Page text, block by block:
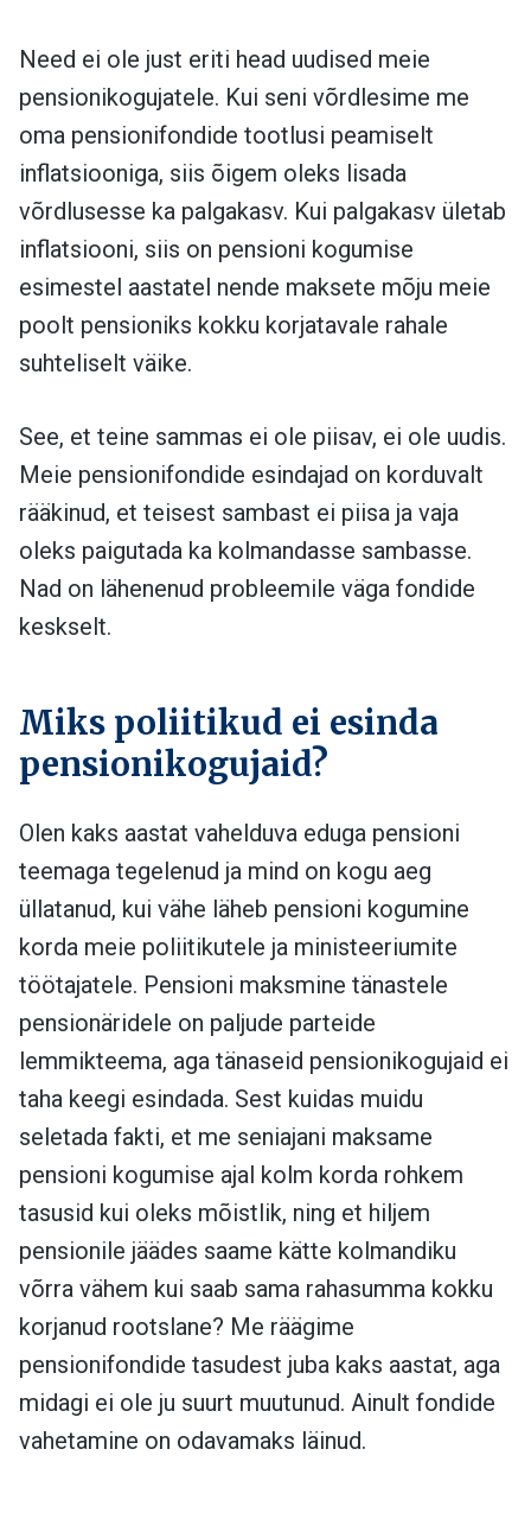
Need ei ole just eriti head uudised meie
pensionikogujatele. Kui seni võrdlesime me
oma pensionifondide tootlusi peamiselt
inflatsiooniga, siis õigem oleks lisada
võrdlusesse ka palgakasv. Kui palgakasv ületab
inflatsiooni, siis on pensioni kogumise
esimestel aastatel nende maksete mõju meie
poolt pensioniks kokku korjatavale rahale
suhteliselt väike.
See, et teine sammas ei ole piisav, ei ole uudis.
Meie pensionifondide esindajad on korduvalt
rääkinud, et teisest sambast ei piisa ja vaja
oleks paigutada ka kolmandasse sambasse.
Nad on lähenenud probleemile väga fondide
keskselt.
Miks poliitikud ei esinda
pensionikogujaid?
Olen kaks aastat vahelduva eduga pensioni
teemaga tegelenud ja mind on kogu aeg
üllatanud, kui vähe läheb pensioni kogumine
korda meie poliitikutele ja ministeeriumite
töötajatele. Pensioni maksmine tänastele
pensionäridele on paljude parteide
lemmikteema, aga tänaseid pensionikogujaid ei
taha keegi esindada. Sest kuidas muidu
seletada fakti, et me seniajani maksame
pensioni kogumise ajal kolm korda rohkem
tasusid kui oleks mõistlik, ning et hiljem
pensionile jäädes saame kätte kolmandiku
võrra vähem kui saab sama rahasumma kokku
korjanud rootslane? Me räägime
pensionifondide tasudest juba kaks aastat, aga
midagi ei ole ju suurt muutunud. Ainult fondide
vahetamine on odavamaks läinud.